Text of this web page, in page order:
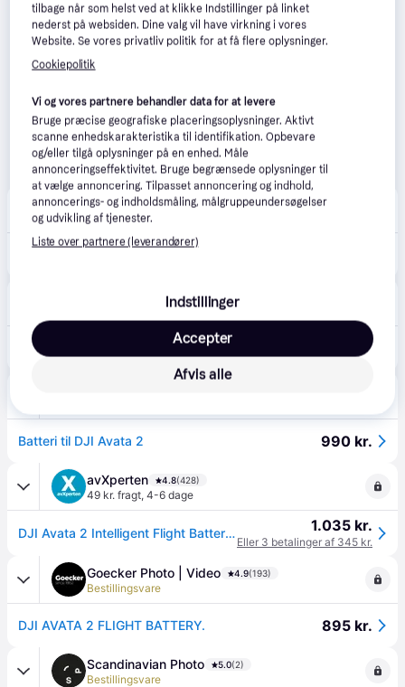
Droner.dk 5.0(1)
39 kr. fragt,1-2 dage
4.8(1280)
5-6 dage
DJI - Avata 2 Intelligent Flight Battery 899 kr.
Eller 3 betalinger af 300 kr.
Batteri til DJI Avata 2 990 kr.
avXperten 4.8(428)
49 kr. fragt, 4-6 dage
DJI Avata 2 Intelligent Flight Batteri - Op til 23 Minutter Flyvetid 1.035 kr.
Eller 3 betalinger af 345 kr.
Goecker Photo | Video 4.9(193)
Bestillingsvare
DJI AVATA 2 FLIGHT BATTERY. 895 kr.
Scandinavian Photo 5.0(2)
Bestillingsvare
tilbage når som helst ved at klikke Indstillinger på linket
nederst på websiden. Dine valg vil have virkning i vores
Website. Se vores privatliv politik for at få flere oplysninger.
Cookiepolitik
Vi og vores partnere behandler data for at levere
Bruge præcise geografiske placeringsoplysninger. Aktivt
scanne enhedskarakteristika til identifikation. Opbevare
og/eller tilgå oplysninger på en enhed. Måle
annonceringseffektivitet. Bruge begrænsede oplysninger til
at vælge annoncering. Tilpasset annoncering og indhold,
annoncerings- og indholdsmåling, målgruppeundersøgelser
og udvikling af tjenester.
Liste over partnere (leverandører)
Indstillinger
Afvis alle
Accepter